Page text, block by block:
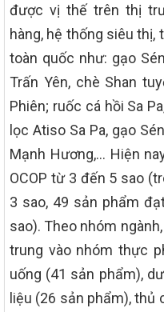
được vị thế trên thị
hàng, hệ thống siêu
toàn quốc như: gạo
Trấn Yên, chè Shan
Phiên; ruốc cá hồi Sa
lọc Atiso Sa Pa, gạo
Mạnh Hương,… Hiện
OCOP từ 3 đến 5 sao
3 sao, 49 sản phẩm
sao). Theo nhóm
trung vào nhóm thực
uống (41 sản phẩm),
liệu (26 sản phẩm), thủ